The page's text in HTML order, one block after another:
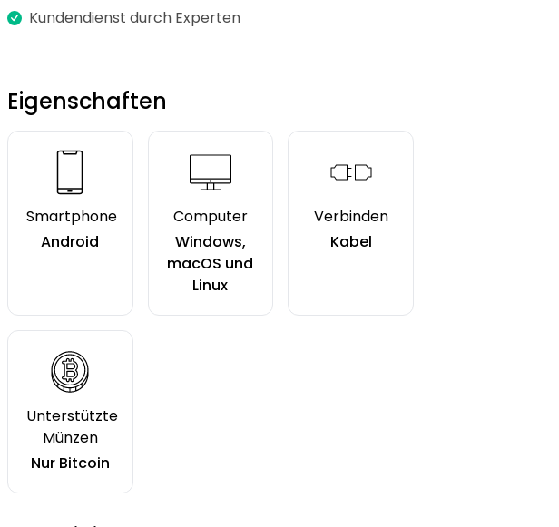
Kundendienst durch Experten
Eigenschaften
Smartphone
Android
Computer
Windows,
macOS und
Linux
Verbinden
Kabel
Unterstützte
Münzen
Nur Bitcoin